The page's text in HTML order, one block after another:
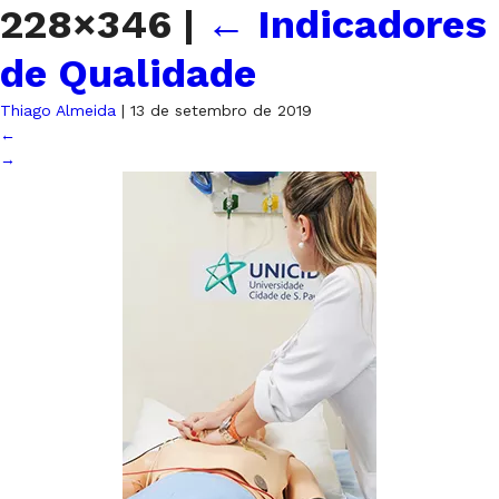
228×346 | ← Indicadores
de Qualidade
Thiago Almeida | 13 de setembro de 2019
←
→